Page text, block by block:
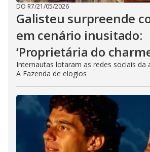
DO R7/21/05/2026
Galisteu surpreende
em cenário inusitado:
‘Proprietária do
Internautas lotaram as redes sociais da
A Fazenda de elogios